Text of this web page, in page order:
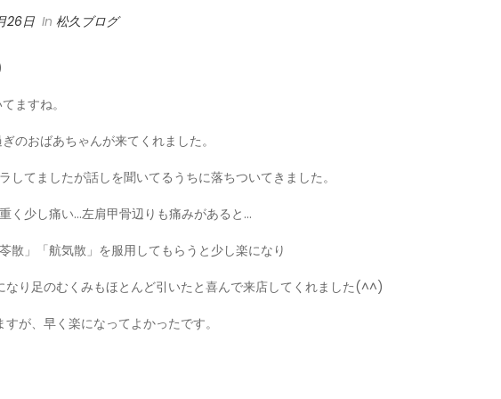
26日 In 松久ブログ
ますね。
のおばあちゃんが来てくれました。
してましたが話しを聞いてるうちに落ちついてきました。
く少し痛い…左肩甲骨辺りも痛みがあると…
散」「航気散」を服用してもらうと少し楽になり
なり足のむくみもほとんど引いたと喜んで来店してくれました(^^)
が、早く楽になってよかったです。